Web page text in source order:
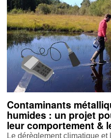
Contaminants
humides : un projet
leur comportement &
Le dérèglement climatique et